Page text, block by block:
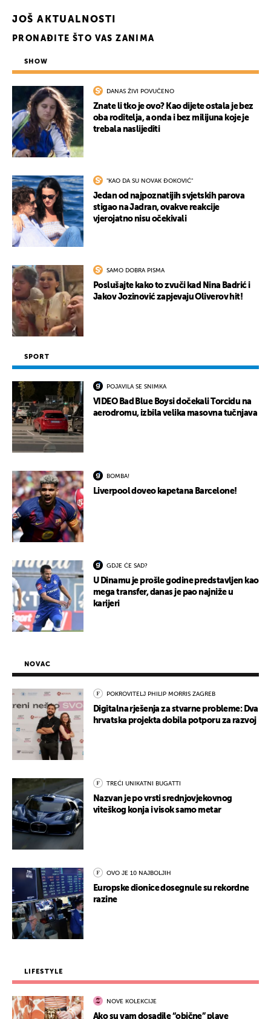
JOŠ AKTUALNOSTI
PRONAĐITE ŠTO VAS ZANIMA
SHOW
DANAS ŽIVI POVUČENO
Znate li tko je ovo? Kao dijete ostala je bez
oba roditelja, a onda i bez milijuna koje je
trebala naslijediti
"KAO DA SU NOVAK ĐOKOVIĆ"
Jedan od najpoznatijih svjetskih parova
stigao na Jadran, ovakve reakcije
vjerojatno nisu očekivali
SAMO DOBRA PISMA
Poslušajte kako to zvuči kad Nina Badrić i
Jakov Jozinović zapjevaju Oliverov hit!
SPORT
POJAVILA SE SNIMKA
VIDEO Bad Blue Boysi dočekali Torcidu na
aerodromu, izbila velika masovna tučnjava
BOMBA!
Liverpool doveo kapetana Barcelone!
GDJE ĆE SAD?
U Dinamu je prošle godine predstavljen kao
mega transfer, danas je pao najniže u
karijeri
NOVAC
POKROVITELJ PHILIP MORRIS ZAGREB
Digitalna rješenja za stvarne probleme: Dva
hrvatska projekta dobila potporu za razvoj
TREĆI UNIKATNI BUGATTI
Nazvan je po vrsti srednjovjekovnog
viteškog konja i visok samo metar
OVO JE 10 NAJBOLJIH
Europske dionice dosegnule su rekordne
razine
LIFESTYLE
NOVE KOLEKCIJE
Ako su vam dosadile “obične” plave
UKLJUČITE NOTIFIKACIJE